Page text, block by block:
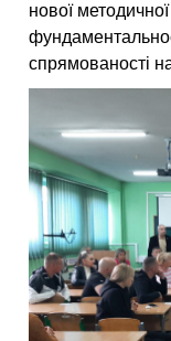
нової
спрямованості